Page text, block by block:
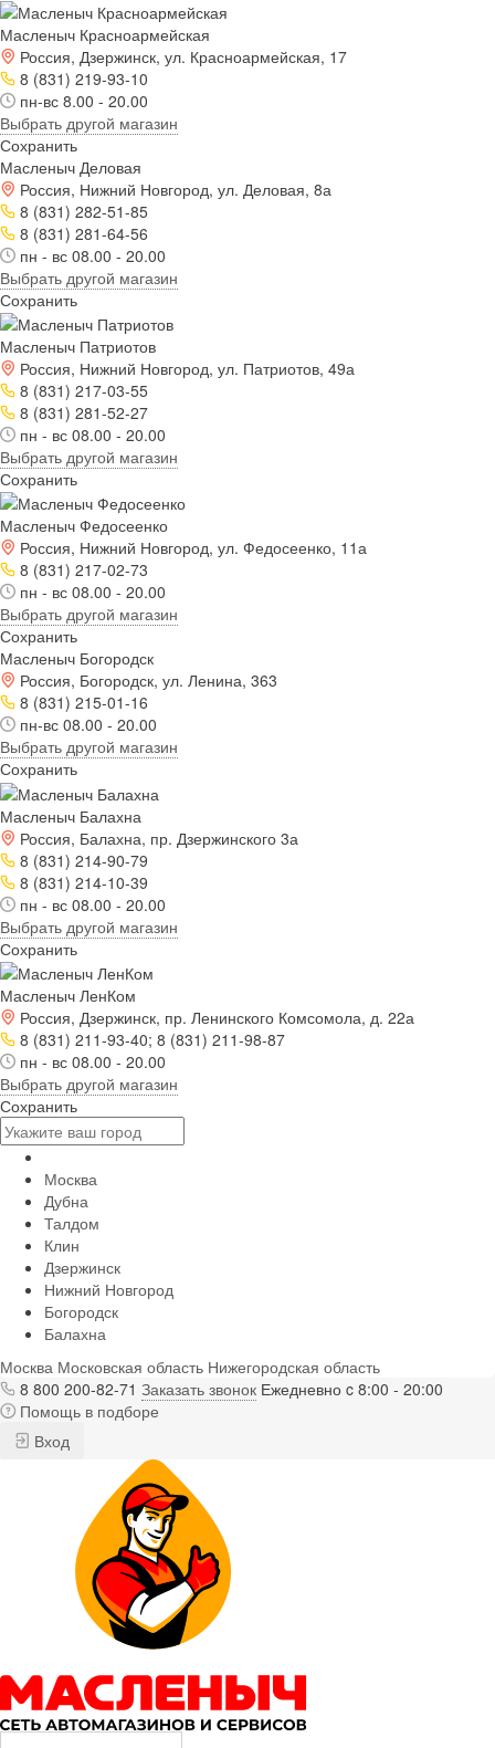
Масленыч Красноармейская
Россия, Дзержинск, ул. Красноармейская, 17
8 (831) 219-93-10
пн-вс 8.00 - 20.00
Выбрать другой магазин
Сохранить
Масленыч Деловая
Россия, Нижний Новгород, ул. Деловая, 8а
8 (831) 282-51-85
8 (831) 281-64-56
пн - вс 08.00 - 20.00
Выбрать другой магазин
Сохранить
Масленыч Патриотов
Россия, Нижний Новгород, ул. Патриотов, 49а
8 (831) 217-03-55
8 (831) 281-52-27
пн - вс 08.00 - 20.00
Выбрать другой магазин
Сохранить
Масленыч Федосеенко
Россия, Нижний Новгород, ул. Федосеенко, 11а
8 (831) 217-02-73
пн - вс 08.00 - 20.00
Выбрать другой магазин
Сохранить
Масленыч Богородск
Россия, Богородск, ул. Ленина, 363
8 (831) 215-01-16
пн-вс 08.00 - 20.00
Выбрать другой магазин
Сохранить
Масленыч Балахна
Россия, Балахна, пр. Дзержинского 3а
8 (831) 214-90-79
8 (831) 214-10-39
пн - вс 08.00 - 20.00
Выбрать другой магазин
Сохранить
Масленыч ЛенКом
Россия, Дзержинск, пр. Ленинского Комсомола, д. 22а
8 (831) 211-93-40; 8 (831) 211-98-87
пн - вс 08.00 - 20.00
Выбрать другой магазин
Сохранить
Москва
Дубна
Талдом
Клин
Дзержинск
Нижний Новгород
Богородск
Балахна
Москва Московская область Нижегородская область
8 800 200-82-71 Заказать звонок Ежедневно c 8:00 - 20:00
Помощь в подборе
Вход